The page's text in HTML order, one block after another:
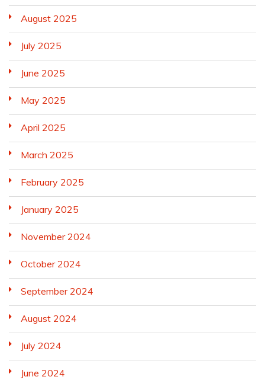
August 2025
July 2025
June 2025
May 2025
April 2025
March 2025
February 2025
January 2025
November 2024
October 2024
September 2024
August 2024
July 2024
June 2024